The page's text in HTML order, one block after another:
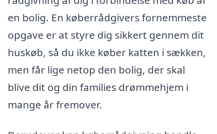
en bolig. En køberrådgivers fornemmeste
opgave er at styre dig sikkert gennem dit
huskøb, så du ikke køber katten i sækken,
men får lige netop den bolig, der skal
blive dit og din families drømmehjem i
mange år fremover.